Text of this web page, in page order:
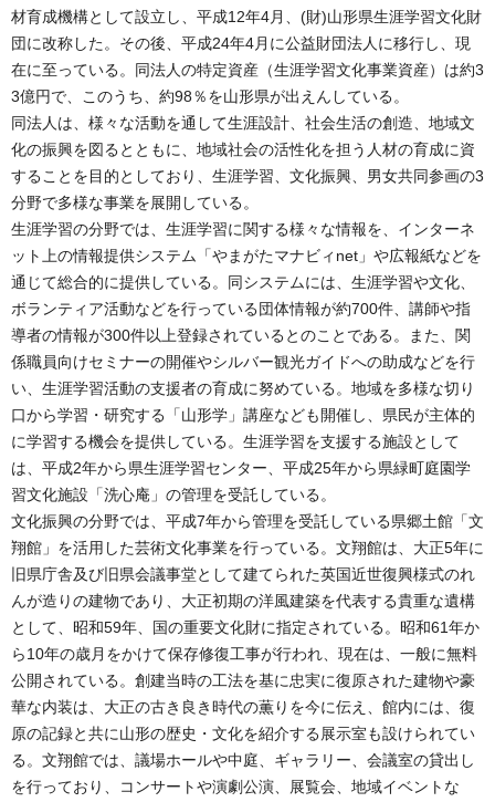
材育成機構として設立し、平成12年4月、(財)山形県生涯学習文化財
団に改称した。その後、平成24年4月に公益財団法人に移行し、現
在に至っている。同法人の特定資産（生涯学習文化事業資産）は約3
3億円で、このうち、約98％を山形県が出えんしている。
同法人は、様々な活動を通して生涯設計、社会生活の創造、地域文
化の振興を図るとともに、地域社会の活性化を担う人材の育成に資
することを目的としており、生涯学習、文化振興、男女共同参画の3
分野で多様な事業を展開している。
生涯学習の分野では、生涯学習に関する様々な情報を、インターネ
ット上の情報提供システム「やまがたマナビィnet」や広報紙などを
通じて総合的に提供している。同システムには、生涯学習や文化、
ボランティア活動などを行っている団体情報が約700件、講師や指
導者の情報が300件以上登録されているとのことである。また、関
係職員向けセミナーの開催やシルバー観光ガイドへの助成などを行
い、生涯学習活動の支援者の育成に努めている。地域を多様な切り
口から学習・研究する「山形学」講座なども開催し、県民が主体的
に学習する機会を提供している。生涯学習を支援する施設として
は、平成2年から県生涯学習センター、平成25年から県緑町庭園学
習文化施設「洗心庵」の管理を受託している。
文化振興の分野では、平成7年から管理を受託している県郷土館「文
翔館」を活用した芸術文化事業を行っている。文翔館は、大正5年に
旧県庁舎及び旧県会議事堂として建てられた英国近世復興様式のれ
んが造りの建物であり、大正初期の洋風建築を代表する貴重な遺構
として、昭和59年、国の重要文化財に指定されている。昭和61年か
ら10年の歳月をかけて保存修復工事が行われ、現在は、一般に無料
公開されている。創建当時の工法を基に忠実に復原された建物や豪
華な内装は、大正の古き良き時代の薫りを今に伝え、館内には、復
原の記録と共に山形の歴史・文化を紹介する展示室も設けられてい
る。文翔館では、議場ホールや中庭、ギャラリー、会議室の貸出し
を行っており、コンサートや演劇公演、展覧会、地域イベントな